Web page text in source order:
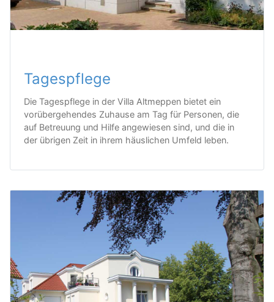
Tagespflege
Die Tagespflege in der Villa Altmeppen bietet ein
vorübergehendes Zuhause am Tag für Personen, die
auf Betreuung und Hilfe angewiesen sind, und die in
der übrigen Zeit in ihrem häuslichen Umfeld leben.